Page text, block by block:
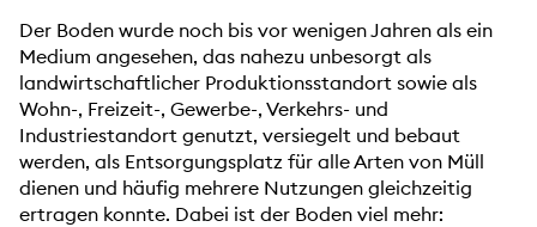
Der Boden wurde noch bis vor wenigen Jahren als ein
Medium angesehen, das nahezu unbesorgt als
landwirtschaftlicher Produktionsstandort sowie als
Wohn-, Freizeit-, Gewerbe-, Verkehrs- und
Industriestandort genutzt, versiegelt und bebaut
werden, als Entsorgungsplatz für alle Arten von Müll
dienen und häufig mehrere Nutzungen gleichzeitig
ertragen konnte. Dabei ist der Boden viel mehr: